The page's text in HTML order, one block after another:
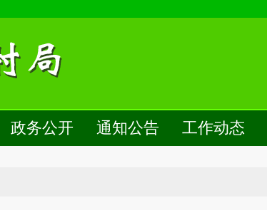
政务公开 通知公告 工作动态